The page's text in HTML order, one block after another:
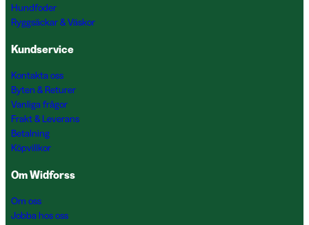
Hundfoder
Ryggsäckar & Väskor
Kundservice
Kontakta oss
Byten & Returer
Vanliga frågor
Frakt & Leverans
Betalning
Köpvillkor
Om Widforss
Om oss
Jobba hos oss